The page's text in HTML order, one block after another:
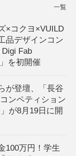
一覧
×コクヨ×VUILD
品デザインコン
Fab
を初開催
が登壇、「長谷
ンペティション
が8月19日に開
100万円！学生